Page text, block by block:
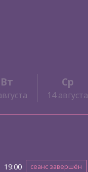
Вт Ср
14 августа
19:00 сеанс завершён